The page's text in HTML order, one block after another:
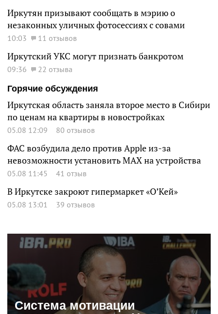
Иркутян призывают сообщать в мэрию о
незаконных уличных фотосессиях с совами
10:03 11 отзывов
Иркутский УКС могут признать банкротом
09:36
22 отзыва
Горячие обсуждения
Иркутская область заняла второе место в Сибири
по ценам на квартиры в новостройках
05.08 12:09 80 отзывов
ФАС возбудила дело против Apple из-за
невозможности установить MAX на устройства
05.08 11:45 41 отзыв
В Иркутске закроют гипермаркет «О’Кей»
05.08 13:01 39 отзывов
Система мотивации